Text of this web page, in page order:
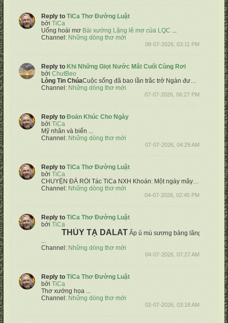
Reply to TiCa Thơ Đường Luật
bởi TiCa
Uổng hoài mơ Bài xướng Lặng lẽ mơ của LQC ​ ...
Channel: Những dòng thơ mới
08-07-2026, 03:11 PM
Reply to Khi Những Giọt Nước Mắt Cuối Cùng Rơi
bởi ChutBeo
Lòng Tin ChúaCuộc sống đã bao lần trắc trở Ngàn đường đưa đến những khó khăn
Channel: Những dòng thơ mới
07-07-2026, 06:27 PM
Reply to Đoản Khúc Cho Ngày
bởi TiCa
Mỹ nhân và biển ...
Channel: Những dòng thơ mới
07-07-2026, 04:29 AM
Reply to TiCa Thơ Đường Luật
bởi TiCa
CHUYỆN ĐÃ RỒI Tác TiCa NXH Khoán: Một ngày mây gió bỗng ngừng trôi
Channel: Những dòng thơ mới
04-07-2026, 02:45 PM
Reply to TiCa Thơ Đường Luật
bởi TiCa
THỦY TẠ DALAT Ấp ủ mù sương bảng lãng đồi
Im
...
Channel: Những dòng thơ mới
04-07-2026, 07:27 AM
Reply to TiCa Thơ Đường Luật
bởi TiCa
Thơ xướng họa ...
Channel: Những dòng thơ mới
02-07-2026, 03:18 AM